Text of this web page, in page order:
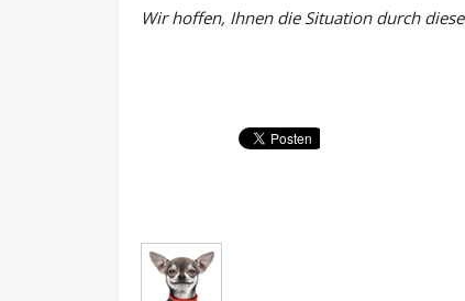
Wir hoffen, Ihnen die Situation durch